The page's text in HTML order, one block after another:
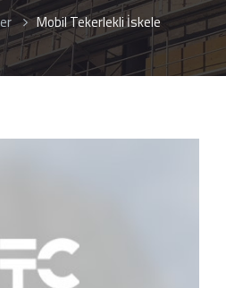
Mobil Tekerlekli İskele